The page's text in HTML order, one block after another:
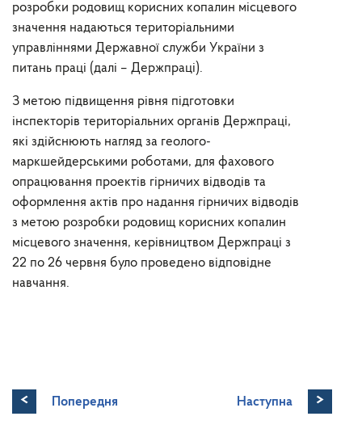
розробки родовищ корисних копалин місцевого
значення надаються територіальними
управліннями Державної служби України з
питань праці (далі – Держпраці).
З метою підвищення рівня підготовки
інспекторів територіальних органів Держпраці,
які здійснюють нагляд за геолого-
маркшейдерськими роботами, для фахового
опрацювання проектів гірничих відводів та
оформлення актів про надання гірничих відводів
з метою розробки родовищ корисних копалин
місцевого значення, керівництвом Держпраці з
22 по 26 червня було проведено відповідне
навчання.
< Попередня Наступна >